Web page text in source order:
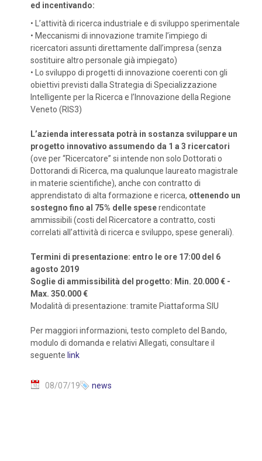
ed incentivando:
• L’attività di ricerca industriale e di sviluppo sperimentale
• Meccanismi di innovazione tramite l’impiego di
ricercatori assunti direttamente dall’impresa (senza
sostituire altro personale già impiegato)
• Lo sviluppo di progetti di innovazione coerenti con gli
obiettivi previsti dalla Strategia di Specializzazione
Intelligente per la Ricerca e l’Innovazione della Regione
Veneto (RIS3)
L’azienda interessata potrà in sostanza sviluppare un
progetto innovativo assumendo da 1 a 3 ricercatori
(ove per “Ricercatore” si intende non solo Dottorati o
Dottorandi di Ricerca, ma qualunque laureato magistrale
in materie scientifiche), anche con contratto di
apprendistato di alta formazione e ricerca, ottenendo un
sostegno fino al 75% delle speserendicontate
ammissibili (costi del Ricercatore a contratto, costi
correlati all’attività di ricerca e sviluppo, spese generali).
Termini di presentazione: entro le ore 17:00 del 6
agosto 2019
Soglie di ammissibilità del progetto: Min. 20.000 € -
Max. 350.000 €
Modalità di presentazione: tramite Piattaforma SIU
Per maggiori informazioni, testo completo del Bando,
modulo di domanda e relativi Allegati, consultare il
seguente link
08/07/19 news